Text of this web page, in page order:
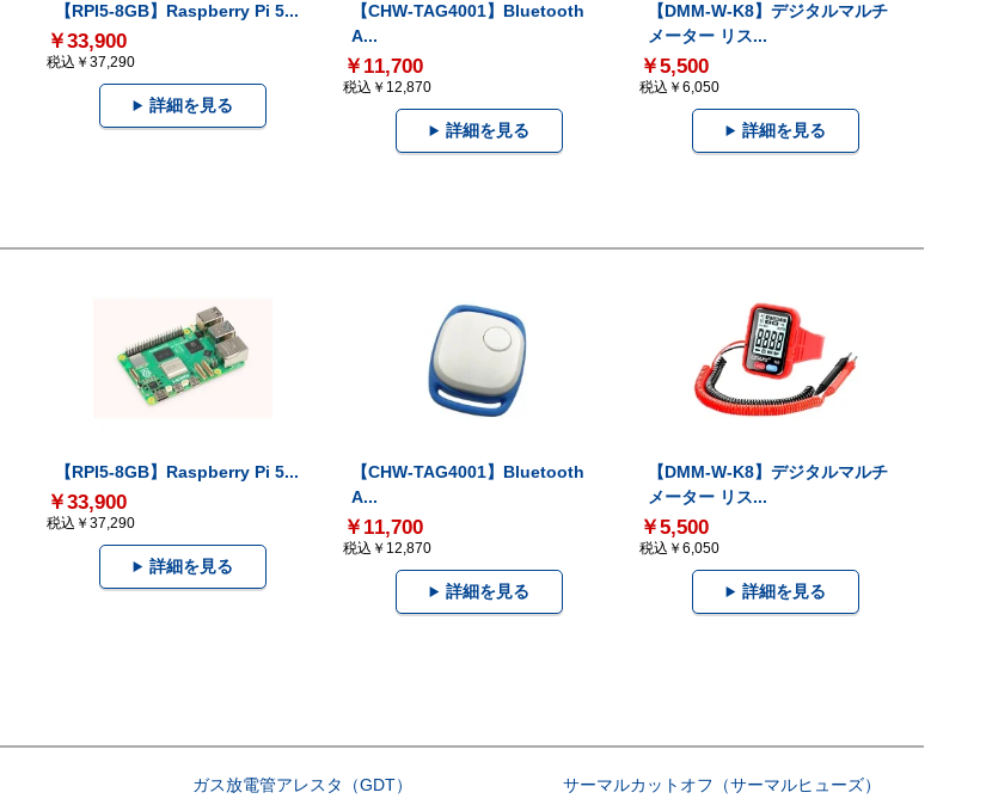
【RPI5-8GB】Raspberry Pi 5...
￥33,900
税込￥37,290
詳細を見る
【CHW-TAG4001】Bluetooth
A...
￥11,700
税込￥12,870
詳細を見る
【DMM-W-K8】デジタルマルチ
メーター リス...
￥5,500
税込￥6,050
詳細を見る
【RPI5-8GB】Raspberry Pi 5...
￥33,900
税込￥37,290
詳細を見る
【CHW-TAG4001】Bluetooth
A...
￥11,700
税込￥12,870
詳細を見る
【DMM-W-K8】デジタルマルチ
メーター リス...
￥5,500
税込￥6,050
詳細を見る
ガス放電管アレスタ（GDT）
サーマルカットオフ（サーマルヒューズ）